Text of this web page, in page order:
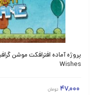
Wishes
47,000 تومان